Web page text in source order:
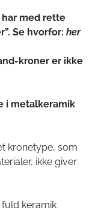
har med rette
Se hvorfor:her
kroner er ikke
i metalkeramik
kronetype, som
ikke giver
keramik